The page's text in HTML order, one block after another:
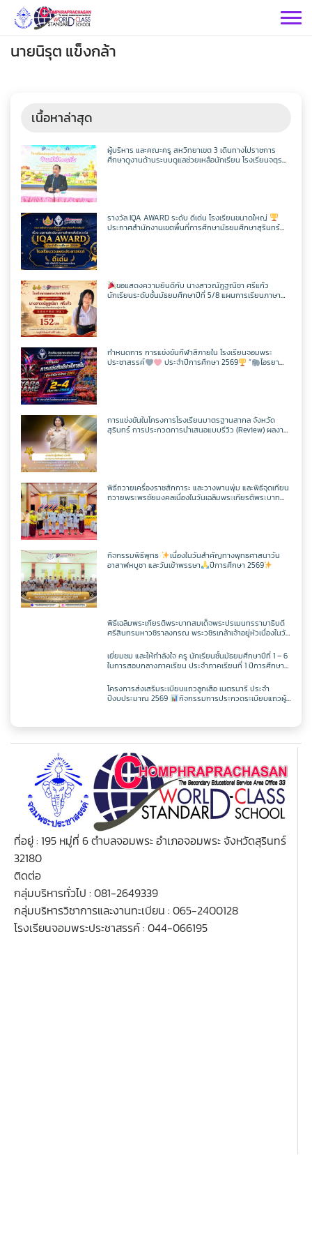
Skip
content
กลุ่มบริหารวิชาการ
เฟสบุคกลุ่มงานฯ
เว็บไซต์กลุ่มงานฯ
กลุ่มบริหารทั่วไป
เฟสบุคกลุ่มงานฯ
เว็บไซต์กลุ่มงานฯ
กลุ่มบริหารงานบุคคล
เฟสบุคกลุ่มงานฯ
เว็บไซต์กลุ่มงานฯ
กลุ่มบริหารงบประมาณ
เฟสบุคกลุ่มงานฯ
เว็บไซต์กลุ่มงานฯ
กลุ่มสาระฯ
วิทยาศาสตร์
เฟสบุคกลุ่มสาระฯ
เว็บไซต์กลุ่มสาระฯ
ตารางเรียน/สอน
คณิตศาสตร์
เฟสบุคกลุ่มสาระฯ
เว็บไซต์กลุ่มสาระฯ
ตารางเรียน/สอน
ต่างประเทศ
เฟสบุคกลุ่มสาระฯ
เว็บไซต์กลุ่มสาระฯ
ตารางเรียน/สอน
ภาษาไทย
เฟสบุคกลุ่มสาระฯ
เว็บไซต์กลุ่มสาระฯ
ตารางเรียน/สอน
สังคมศึกษาฯ
เฟสบุคกลุ่มสาระฯ
เว็บไซต์กลุ่มสาระฯ
ตารางเรียน/สอน
ศิลปะ
เฟสบุคกลุ่มสาระฯ
เว็บไซต์กลุ่มสาระฯ
ตารางเรียน/สอน
การงานอาชีพ
เฟสบุคกลุ่มสาระฯ
เว็บไซต์กลุ่มสาระฯ
ตารางเรียน/สอน
พลศึกษา
เฟสบุคกลุ่มสาระฯ
เว็บไซต์กลุ่มสาระฯ
ตารางเรียน/สอน
เทคโนโลยี
เฟสบุคเทคโนโลยี
เว็บไซต์เทคโนโลยี
กลุ่มงาน
คำสั่งโรงเรียน
ประชาสัมพันธ์ CPS
กิจกรรม CPS
ToBeNumberOne
ITA2569
ITA2568
ITA2567
ITA2566
แผนผังเว็บไซต์
เว็บไซต์เดิม
ตารางเรียน1/69
ตารางเรียน ม.1
ตารางเรียน ม.2
ตารางเรียน ม.5
ตารางเรียน ม.6
ครูพีระพันธ์ เสริมศิริ
วิชาวิทยาการคำนวณ
วิชาออกแบบฯ
วิชาเพิ่มเติม
ครูเเชิด ชูตาลัด
วิชาวิทยาการคำนวณ
วิชาออกแบบฯ
วิชาเพิ่มเติม
ครูเทพสุดา พรหมสวัสดิ์
วิชาวิทยาการคำนวณ
วิชาออกแบบฯ
วิชาเพิ่มเติม
ครูประหยัด สายบุตร
วิชาวิทยาการคำนวณ
วิชาออกแบบฯ
วิชาเพิ่มเติม
ครูนิตยา บุญเสริม
วิชาวิทยาการคำนวณ
วิชาออกแบบฯ
วิชาเพิ่มเติม
ครูกัณฌ์ฏธัจส์ ก้านเหลือง
วิชาวิทยาการคำนวณ
วิชาออกแบบฯ
วิชาเพิ่มเติม
ครูมัตติกา สุวงศ์
วิชาวิทยาการคำนวณ
วิชาออกแบบฯ
ครูศุภวิชญ์ กมลเลิศ
วิชาวิทยาการคำนวณ
วิชาเพิ่มเติม
นายนิรุต แข็งกล้า
เนื้อหาล่าสุด
ผู้บริหาร และคณะครู สหวิทยาเขต 3 เดินทางไปราชการ
ศึกษาดูงานด้านระบบดูแลช่วยเหลือนักเรียน โรงเรียนจตุร
รางวัล IQA AWARD ระดับ ดีเด่น โรงเรียนขนาดใหญ่
ประกาศสำนักงานเขตพื้นที่การศึกษามัธยมศึกษาสุรินทร์
ขอแสดงความยินดีกับ นางสาวณัฏฐณิชา ศรีแก้ว
นักเรียนระดับชั้นมัธยมศึกษาปีที่ 5/8 แผนการเรียนภาษา
กำหนดการ การแข่งขันกีฬาสีภายใน โรงเรียนจอมพระ
ประชาสรรค์
ประจำปีการศึกษา 2569 “
ไอรยา
การแข่งขันในโครงการโรงเรียนมาตรฐานสากล จังหวัด
สุรินทร์ การประกวดการนำเสนอแบบรีวิว (Review) ผลงาน
พิธีถวายเครื่องราชสักการะ และวางพานพุ่ม และพิธีจุดเทียน
ถวายพระพรชัยมงคลเนื่องในวันเฉลิมพระเกียรติพระบาท
กิจกรรมพิธีพุทธ
เนื่องในวันสำคัญทางพุทธศาสนาวัน
อาสาฬหบูชา และวันเข้าพรรษา
ปีการศึกษา 2569
พิธีเฉลิมพระเกียรติพระบาทสมเด็จพระปรเมนทรรามาธิบดี
ศรีสินทรมหาวชิราลงกรณ พระวชิรเกล้าเจ้าอยู่หัวเนื่องในวัน
พระชนมพรรษา 27 กรกฎาคม พ.ศ.2569
เยี่ยมชม และให้กำลังใจ ครู นักเรียนชั้นมัธยมศึกษาปีที่ 1 – 6
ในการสอบกลางภาคเรียน ประจำภาคเรียนที่ 1 ปีการศึกษา
โครงการส่งเสริมระเบียบแถวลูกเสือ เนตรนารี ประจำ
ปีงบประมาณ 2569
กิจกรรมการประกวดระเบียบแถวผู้
ที่อยู่ : 195 หมู่ที่ 6 ตำบลจอมพระ อำเภอจอมพระ จังหวัดสุรินทร์
32180
ติดต่อ
กลุ่มบริหารทั่วไป : 081-2649339
กลุ่มบริหารวิชาการและงานทะเบียน : 065-2400128
โรงเรียนจอมพระประชาสรรค์ : 044-066195